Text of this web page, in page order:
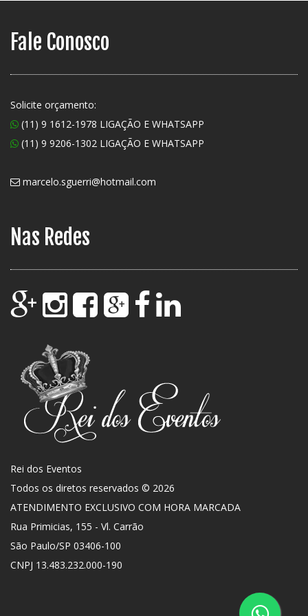
Fale Conosco
Solicite orçamento:
(11) 9 1612-1978 LIGAÇÃO E WHATSAPP
(11) 9 9206-1302 LIGAÇÃO E WHATSAPP
marcelo.sguerri@hotmail.com
Nas Redes
Rei dos Eventos
Todos os diretos reservados © 2026
ATENDIMENTO EXCLUSIVO COM HORA MARCADA
Rua Primicias, 155 - Vl. Carrão
São Paulo/SP 03406-100
CNPJ 13.483.232.000-190